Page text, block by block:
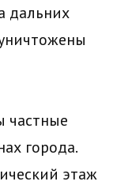
дальних
частные
города.
этаж